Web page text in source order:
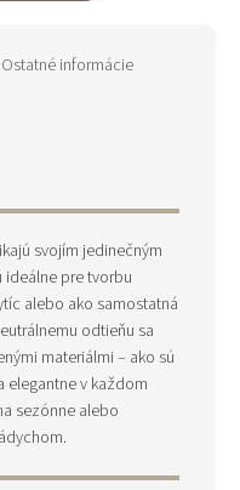
Ostatné informácie
svojím jedinečným
ideálne pre tvorbu
alebo ako samostatná
odtieňu sa
materiálmi – ako sú
elegantne v každom
sezónne alebo